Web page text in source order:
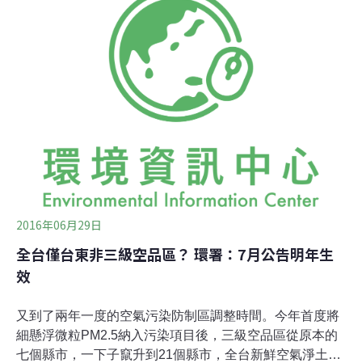
度最大空氣污染防制區每兩年修正一次，這次是歷年來修
正幅度最大的一次，主要的原因是空品標準於2012年納入
細懸浮微粒（PM2.5），到去年底已經監測滿三年，今年
PM2.5首度新增為防制區的項目。除了台東外，其餘縣市
PM2.5均不合格。懸浮微粒PM10的部分，雲林縣以南，及
金門縣共7個縣市未達標準；臭氧則有高雄市與屏東縣兩
標準。本項修正自2017年1月1日生效。新建擴廠均須採最
佳可行控制技術
2016年06月29日
全台僅台東非三級空品區？ 環署：7月公告明年生
效
又到了兩年一度的空氣污染防制區調整時間。今年首度將
細懸浮微粒PM2.5納入污染項目後，三級空品區從原本的
七個縣市，一下子竄升到21個縣市，全台新鮮空氣淨土僅